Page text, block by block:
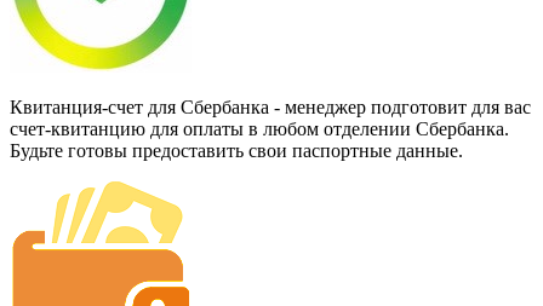
Квитанция-счет для Сбербанка - менеджер подготовит для вас
счет-квитанцию для оплаты в любом отделении Сбербанка.
Будьте готовы предоставить свои паспортные данные.